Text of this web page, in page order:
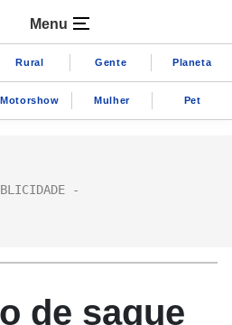
Menu
Rural Gente Planeta
Motorshow Mulher Pet
de saque